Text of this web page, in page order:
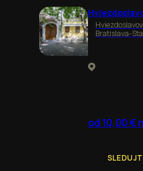
Bratislava-
od 10,00 €